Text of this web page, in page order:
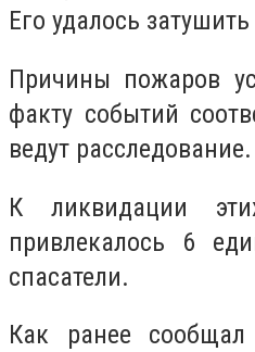
Его удалось
Причины пожаров
факту событий
ведут расследование.
К ликвидации
привлекалось 6
спасатели.
Как ранее